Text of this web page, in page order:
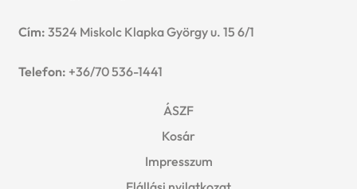
Cím: 3524 Miskolc Klapka György u. 15 6/1
Telefon: +36/70 536-1441
ÁSZF
Kosár
Impresszum